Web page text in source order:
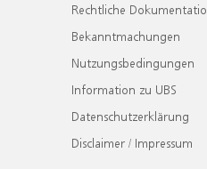
Rechtliche
Bekanntmachungen
Nutzungsbedingungen
Information zu UBS
Datenschutzerklärung
Disclaimer / Impressum